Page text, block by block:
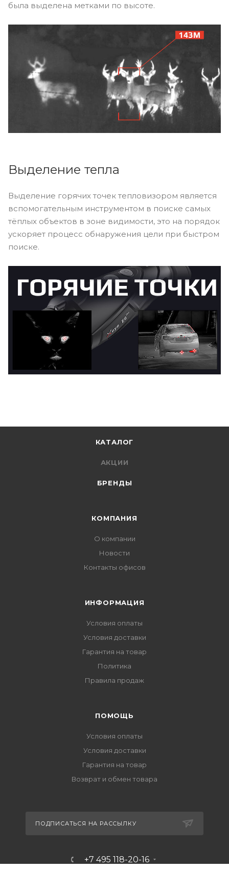
была выделена метками по высоте.
Выделение тепла
Выделение горячих точек тепловизором является
вспомогательным инструментом в поиске самых
тёплых объектов в зоне видимости, это на порядок
ускоряет процесс обнаружения цели при быстром
поиске.
КАТАЛОГ
АКЦИИ
БРЕНДЫ
КОМПАНИЯ
О компании
Новости
Контакты офисов
ИНФОРМАЦИЯ
Условия оплаты
Условия доставки
Гарантия на товар
Политика
Правила продаж
ПОМОЩЬ
Условия оплаты
Условия доставки
Гарантия на товар
Возврат и обмен товара
ПОДПИСАТЬСЯ НА РАССЫЛКУ
+7 495 118-20-16